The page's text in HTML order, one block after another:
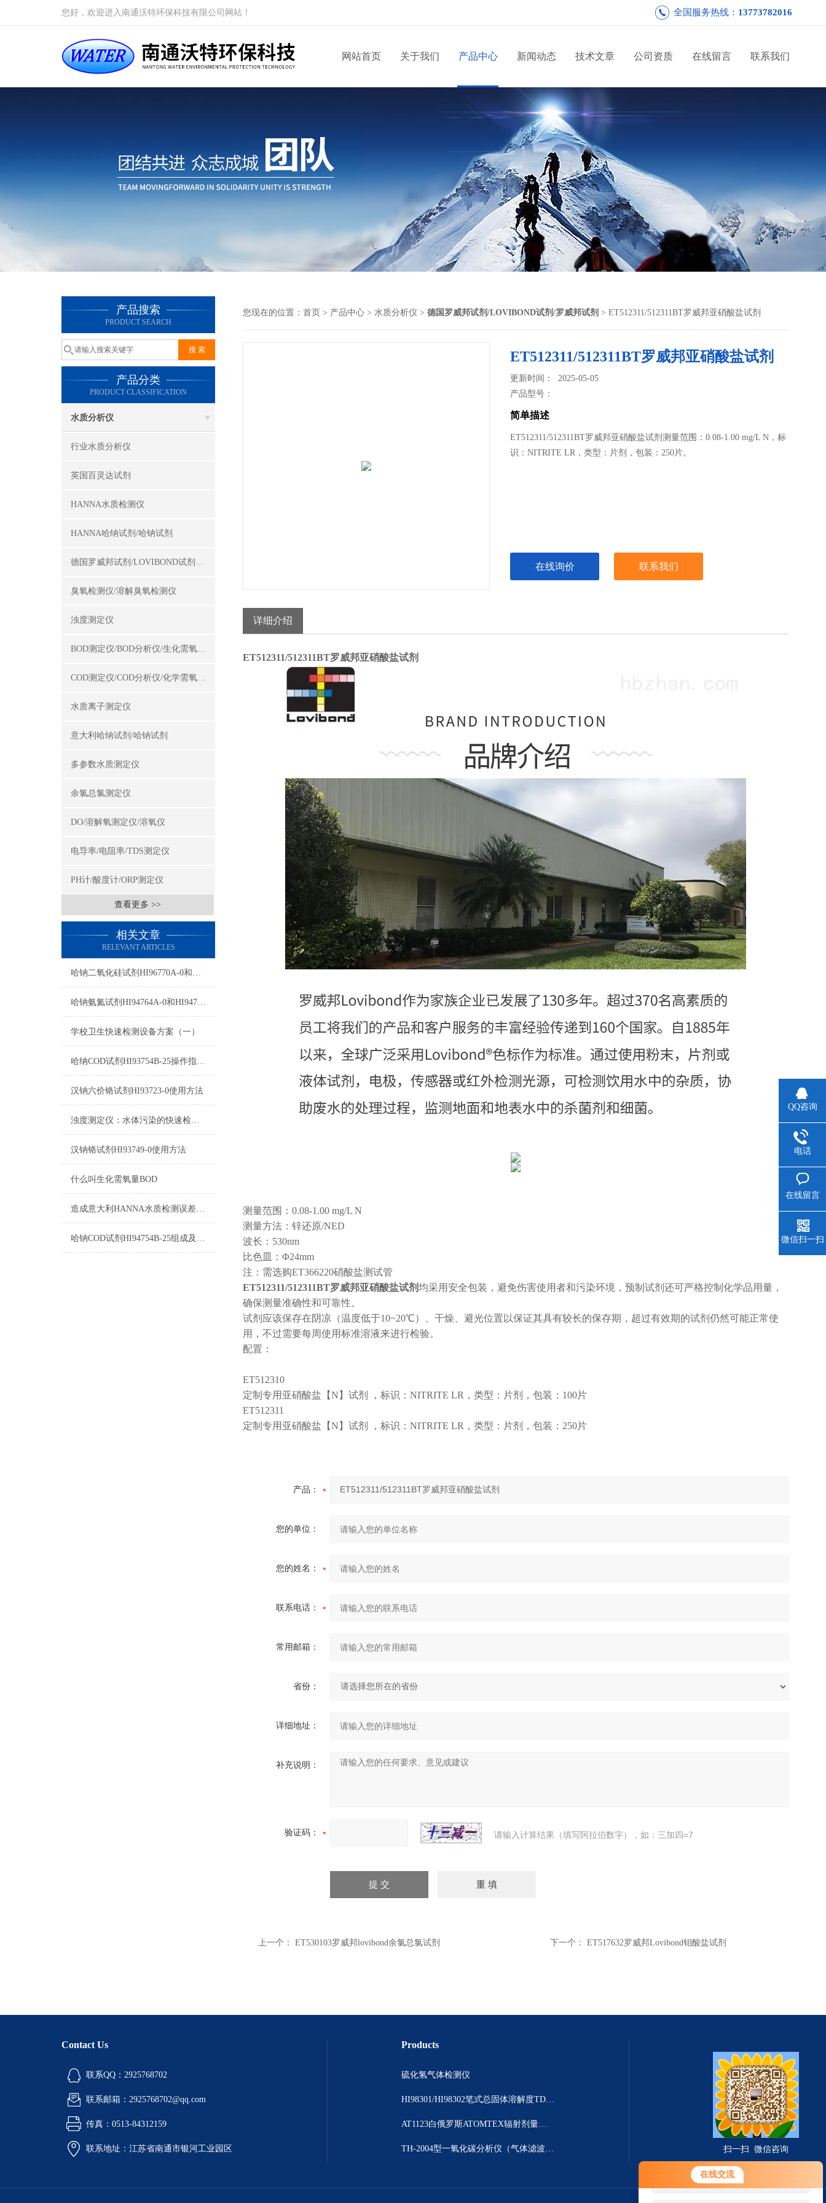
在线交流
您好！欢迎前来咨询，很高兴为您
服务，请问您要咨询什么问题呢？
您好，欢迎进入南通沃特环保科技有限公司网站！ 全国服务热线： 13773782016
网站首页 关于我们 产品中心 新闻动态 技术文章 公司资质 在线留言 联系我们
产品搜索
PRODUCT SEARCH
产品分类
PRODUCT CLASSIFICATION
水质分析仪
行业水质分析仪
英国百灵达试剂
HANNA水质检测仪
HANNA哈纳试剂/哈钠试剂
德国罗威邦试剂/LOVIBOND试剂/罗威邦试剂
臭氧检测仪/溶解臭氧检测仪
浊度测定仪
BOD测定仪/BOD分析仪/生化需氧量测定仪
COD测定仪/COD分析仪/化学需氧量测定仪
水质离子测定仪
意大利哈纳试剂/哈钠试剂
多参数水质测定仪
余氯总氯测定仪
DO/溶解氧测定仪/溶氧仪
电导率/电阻率/TDS测定仪
PH计/酸度计/ORP测定仪
查看更多 >>
相关文章
RELEVANT ARTICLES
哈钠二氧化硅试剂HI96770A-0和HI96770B-0使用方法
哈钠氨氮试剂HI94764A-0和HI94764-0测量原理
学校卫生快速检测设备方案（一）
哈纳COD试剂HI93754B-25操作指南及测量标准
汉钠六价铬试剂HI93723-0使用方法
浊度测定仪：水体污染的快速检测仪器
汉钠铬试剂HI93749-0使用方法
什么叫生化需氧量BOD
造成意大利HANNA水质检测误差的原因！
哈钠COD试剂HI94754B-25组成及测量范围
您现在的位置： 首页 > 产品中心 > 水质分析仪 > 德国罗威邦试剂/LOVIBOND试剂/罗威邦试剂 > ET512311/512311BT罗威邦亚硝酸盐试剂
ET512311/512311BT罗威邦亚硝酸盐试剂
更新时间： 2025-05-05
产品型号：
简单描述
ET512311/512311BT罗威邦亚硝酸盐试剂测量范围：0.08-1.00 mg/L N，标
识：NITRITE LR，类型：片剂，包装：250片。
在线询价 联系我们
详细介绍
ET512311/512311BT罗威邦亚硝酸盐试剂
测量范围：0.08-1.00 mg/L N
测量方法：锌还原/NED
波长：530nm
比色皿：Φ24mm
注：需选购ET366220硝酸盐测试管
ET512311/512311BT罗威邦亚硝酸盐试剂均采用安全包装，避免伤害使用者和污染环境，预制试剂还可严格控制化学品用量，
确保测量准确性和可靠性。
试剂应该保存在阴凉（温度低于10~20℃）、干燥、避光位置以保证其具有较长的保存期，超过有效期的试剂仍然可能正常使
用，不过需要每周使用标准溶液来进行检验。
配置：
ET512310
定制专用亚硝酸盐【N】试剂 ，标识：NITRITE LR，类型：片剂，包装：100片
ET512311
定制专用亚硝酸盐【N】试剂 ，标识：NITRITE LR，类型：片剂，包装：250片
产品：
您的单位：
您的姓名：
联系电话：
常用邮箱：
省份：
详细地址：
补充说明：
验证码： 请输入计算结果（填写阿拉伯数字），如：三加四=7
上一个： ET530103罗威邦lovibond余氯总氯试剂 下一个： ET517632罗威邦Lovibond钼酸盐试剂
Contact Us
联系QQ：2925768702
联系邮箱：2925768702@qq.com
传真：0513-84312159
联系地址：江苏省南通市银河工业园区
Products
硫化氢气体检测仪
HI98301/HI98302笔式总固体溶解度TDS测定仪
AT1123白俄罗斯ATOMTEX辐射剂量测量仪
TH-2004型一氧化碳分析仪（气体滤波相关红外吸收法） 扫一扫 微信咨询
QQ咨询
电话
在线留言
微信扫一扫